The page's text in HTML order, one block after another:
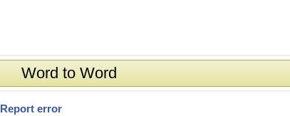
Word to Word
Report error